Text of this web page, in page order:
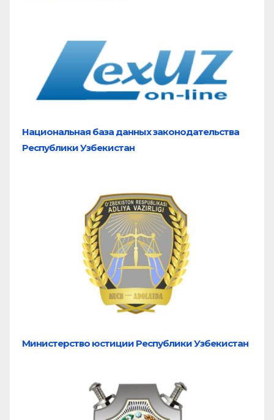
Национальная база данных законодательства
Республики Узбекистан
Министерство юстиции Республики Узбекистан